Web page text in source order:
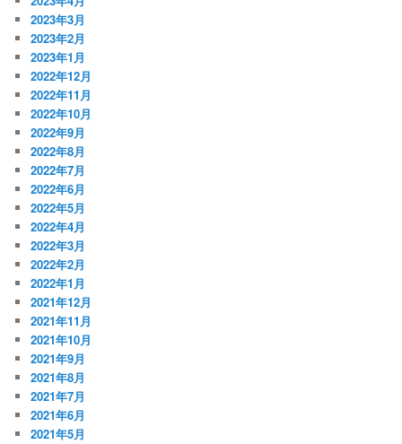
2023年3月
2023年2月
2023年1月
2022年12月
2022年11月
2022年10月
2022年9月
2022年8月
2022年7月
2022年6月
2022年5月
2022年4月
2022年3月
2022年2月
2022年1月
2021年12月
2021年11月
2021年10月
2021年9月
2021年8月
2021年7月
2021年6月
2021年5月